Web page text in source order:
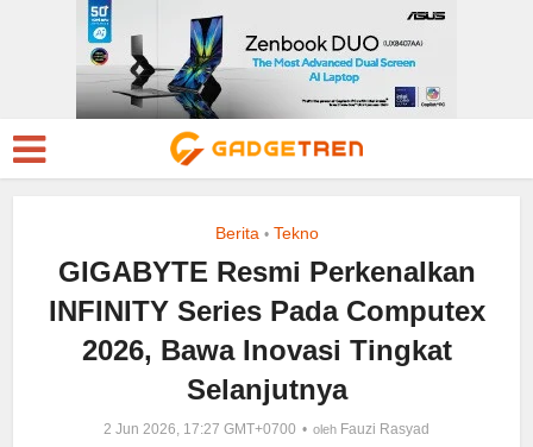
Berita • Tekno
GIGABYTE Resmi Perkenalkan
INFINITY Series Pada Computex
2026, Bawa Inovasi Tingkat
Selanjutnya
2 Jun 2026, 17:27 GMT+0700 oleh Fauzi Rasyad